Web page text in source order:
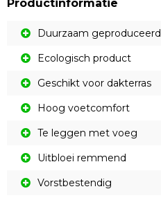
Productinformatie
Duurzaam geproduceerd
Ecologisch product
Geschikt voor dakterras
Hoog voetcomfort
Te leggen met voeg
Uitbloei remmend
Vorstbestendig